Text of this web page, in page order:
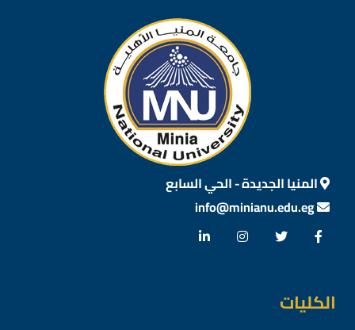
المنيا الجديدة - الحي السابع
الكليات